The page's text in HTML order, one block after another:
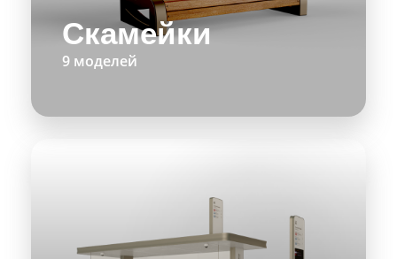
Скамейки
9 моделей